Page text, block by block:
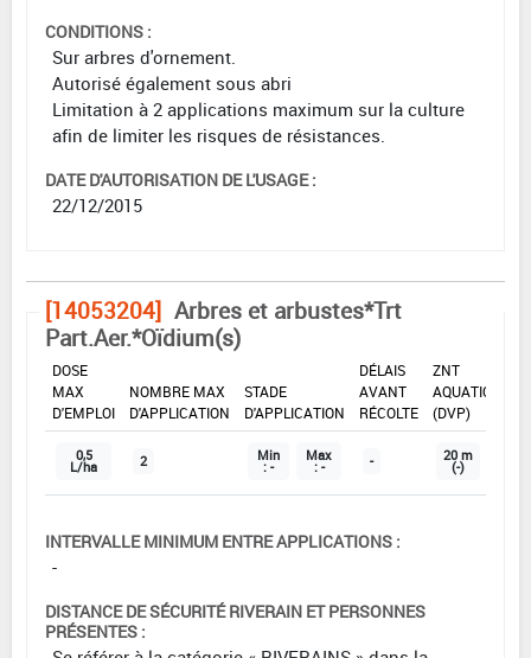
CONDITIONS :
Sur arbres d'ornement.
Autorisé également sous abri
Limitation à 2 applications maximum sur la culture
afin de limiter les risques de résistances.
DATE D'AUTORISATION DE L'USAGE :
22/12/2015
[14053204] Arbres et arbustes*Trt
Part.Aer.*Oïdium(s)
DOSE
MAX
D'EMPLOI
NOMBRE MAX
D'APPLICATION
STADE
D'APPLICATION
DÉLAIS
AVANT
RÉCOLTE
ZNT
AQUATIQUE
(DVP)
0,5
L/ha 2 Min
: -
Max
: - - 20 m
(-)
INTERVALLE MINIMUM ENTRE APPLICATIONS :
-
DISTANCE DE SÉCURITÉ RIVERAIN ET PERSONNES
PRÉSENTES :